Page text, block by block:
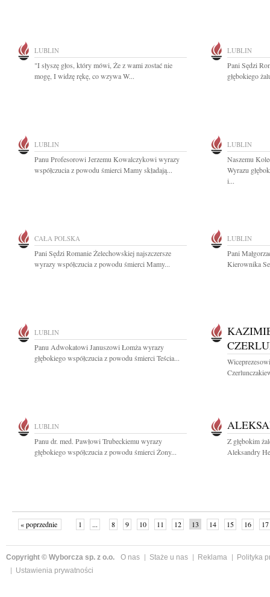
LUBLIN
"I słyszę głos, który mówi, Że z wami zostać nie
mogę, I widzę rękę, co wzywa W...
LUBLIN
Pani Sędzi
głębokiego
LUBLIN
Panu Profesorowi Jerzemu Kowalczykowi wyrazy
współczucia z powodu śmierci Mamy składają...
LUBLIN
Naszemu
Wyrazu
i...
CAŁA POLSKA
Pani Sędzi Romanie Żelechowskiej najszczersze
wyrazy współczucia z powodu śmierci Mamy...
LUBLIN
Pani
Kierownika
LUBLIN
Panu Adwokatowi Januszowi Łomża wyrazy
głębokiego współczucia z powodu śmierci Teścia...
LUBLIN
Panu dr. med. Pawłowi Trubeckiemu wyrazy
głębokiego współczucia z powodu śmierci Żony...
Z głębokim
Aleksandry
« poprzednie 1 ... 8 9 10 11 12 13 14 15 16 17
Copyright © Wyborcza sp. z o.o. O nas Staże u nas Reklama
Polityka
Ustawienia prywatności